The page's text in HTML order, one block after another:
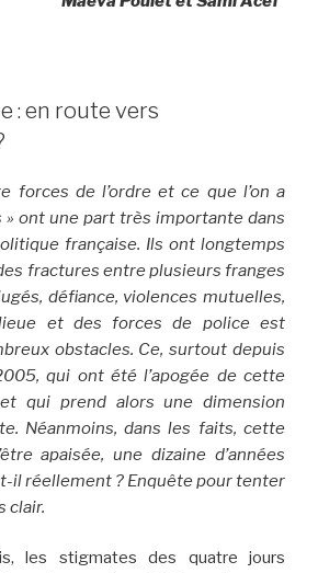
: en route vers
forces de l’ordre et ce que l’on a
» ont une part très importante dans
française. Ils ont longtemps
fractures entre plusieurs franges
défiance, violences mutuelles,
et des forces de police est
obstacles. Ce, surtout depuis
qui ont été l’apogée de cette
qui prend alors une dimension
Néanmoins, dans les faits, cette
apaisée, une dizaine d’années
il réellement ? Enquête pour tenter
clair.
les stigmates des quatre jours